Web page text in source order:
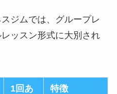
ジムでは、グループレ
ッスン形式に大別され
1回あ
特徴